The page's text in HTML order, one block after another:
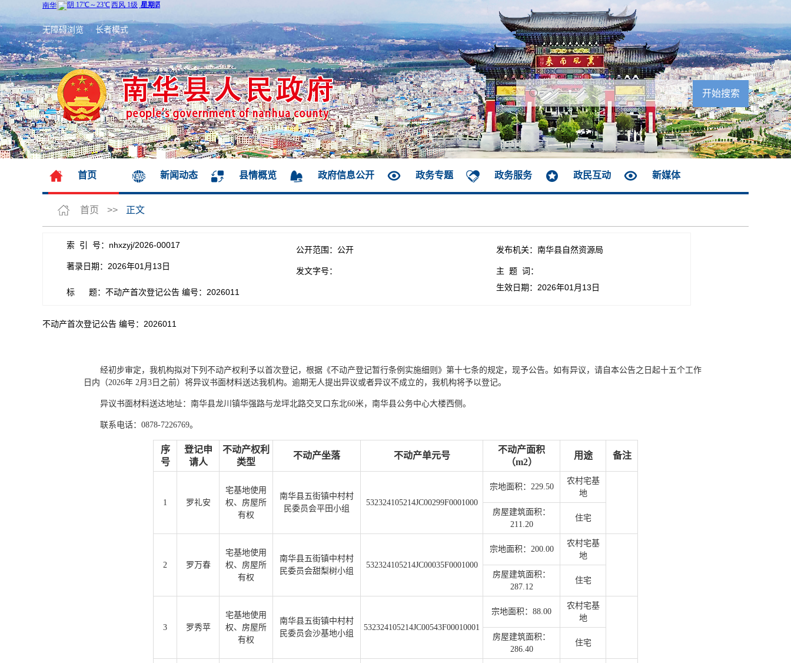
无障碍浏览 长者模式
首页 新闻动态 县情概览 政府信息公开 政务专题 政务服务 政民互动 新媒体
首页 >> 正文
索 引 号：nhxzyj/2026-00017 公开范围：公开
发布机关：南华县自然资源局
著录日期：2026年01月13日
发文字号： 主 题 词：
标 题：不动产首次登记公告 编号：2026011 生效日期：2026年01月13日
不动产首次登记公告 编号：2026011
经初步审定，我机构拟对下列不动产权利予以首次登记，根据《不动产登记暂行条例实施细则》第十七条的规定，现予公告。如有异议，请自本公告之日起十五个工作
日内（2026年 2月3日之前）将异议书面材料送达我机构。逾期无人提出异议或者异议不成立的，我机构将予以登记。
异议书面材料送达地址：南华县龙川镇华强路与龙坪北路交叉口东北60米，南华县公务中心大楼西侧。
联系电话：0878-7226769。
序
号
登记申
请人
不动产权利
类型
不动产坐落 不动产单元号
不动产面积
（m2）
用途 备注
1 罗礼安
宅基地使用
权、房屋所
有权
南华县五街镇中村村
民委员会平田小组
532324105214JC00299F0001000
宗地面积：229.50
农村宅基
地
房屋建筑面积：
211.20
住宅
2 罗万春
宅基地使用
权、房屋所
有权
南华县五街镇中村村
民委员会甜梨树小组
532324105214JC00035F0001000
宗地面积：200.00
农村宅基
地
房屋建筑面积：
287.12
住宅
3 罗秀苹
宅基地使用
权、房屋所
有权
南华县五街镇中村村
民委员会沙基地小组
532324105214JC00543F00010001
宗地面积：88.00
农村宅基
地
房屋建筑面积：
286.40
住宅